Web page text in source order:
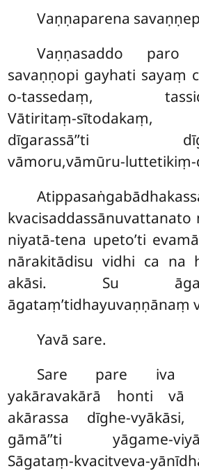
Vaṇṇaparena
Vaṇṇasaddo
savaṇṇopi gayhati sayaṃ
o-tassedaṃ,
Vātiritaṃ-sītodakaṃ,
dīgarassā’’ti
vāmoru,vāmūru-luttetikiṃ-
kvacisaddassānuvattanato
niyatā-tena upeto’ti
nārakitādisu vidhi ca na
akāsi. Su
āgataṃ’tidhayuvaṇṇānaṃ
Yavā sare.
Sare pare iva
yakāravakārā honti vā
akārassa dīghe-vyākāsi,
gāmā’’ti yāgame-
Sāgataṃ-kvacitveva-